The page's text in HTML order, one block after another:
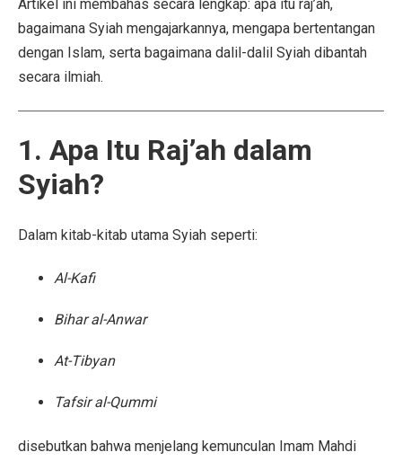
Artikel ini membahas secara lengkap: apa itu raj’ah,
bagaimana Syiah mengajarkannya, mengapa bertentangan
dengan Islam, serta bagaimana dalil-dalil Syiah dibantah
secara ilmiah.
1. Apa Itu Raj’ah dalam
Syiah?
Dalam kitab-kitab utama Syiah seperti:
Al-Kafi
Bihar al-Anwar
At-Tibyan
Tafsir al-Qummi
disebutkan bahwa menjelang kemunculan Imam Mahdi